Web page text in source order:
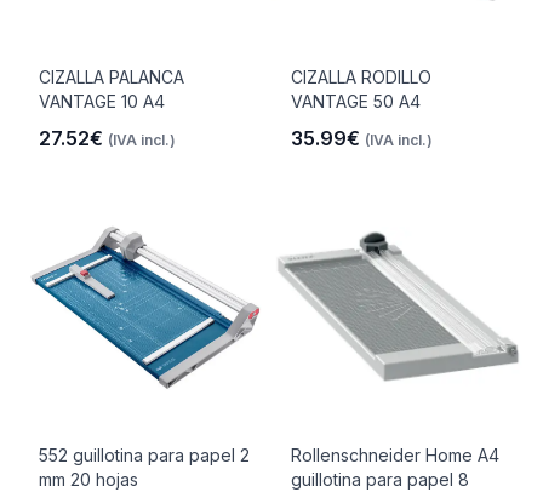
CIZALLA PALANCA
VANTAGE 10 A4
27.52€ (IVA incl.)
CIZALLA RODILLO
VANTAGE 50 A4
35.99€ (IVA incl.)
552 guillotina para papel 2
mm 20 hojas
Rollenschneider Home A4
guillotina para papel 8